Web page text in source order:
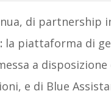
di partnership
la piattaforma di
a
e di Blue